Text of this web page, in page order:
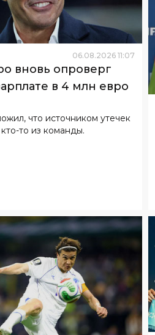
06.08.2026 11:07
вновь опроверг
в 4 млн евро
что источником утечек
то из команды.
28 .07.2026 03:25
вошел в